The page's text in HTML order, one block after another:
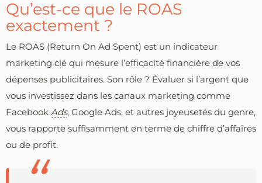
Qu’est-ce que le ROAS
exactement ?
Le ROAS (Return On Ad Spent) est un indicateur
marketing clé qui mesure l’efficacité financière de vos
dépenses publicitaires. Son rôle ? Évaluer si l’argent que
vous investissez dans les canaux marketing comme
Facebook Ads, Google Ads, et autres joyeusetés du genre,
vous rapporte suffisamment en terme de chiffre d’affaires
ou de profit.